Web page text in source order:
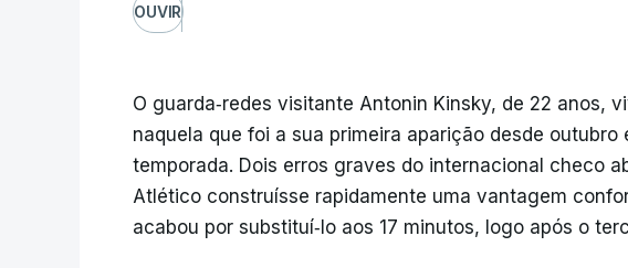
OUVIR
O guarda‑redes visitante Antonin Kinsky, de 22 anos,
naquela que foi a sua primeira aparição desde
temporada. Dois erros graves do internacional checo
Atlético construísse rapidamente uma vantagem
acabou por substituí‑lo aos 17 minutos, logo após o